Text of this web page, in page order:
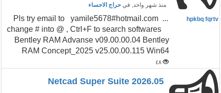
منذ شهر واحد, في حراج الاحساء
hpkbq fqrtv
...Pls try email to yamile5678#hotmail.com
change # into @ , Ctrl+F to search softwares
Bentley RAM Advanse v09.00.00.04 Bentley
RAM Concept_2025 v25.00.00.115 Win64
٤٨